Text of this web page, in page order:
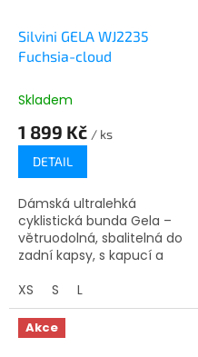
Silvini GELA WJ2235
Fuchsia-cloud
Skladem
1 899 Kč / ks
DETAIL
Dámská ultralehká
cyklistická bunda Gela –
větruodolná, sbalitelná do
zadní kapsy, s kapucí a
každém počasí.
XS S L
Akce